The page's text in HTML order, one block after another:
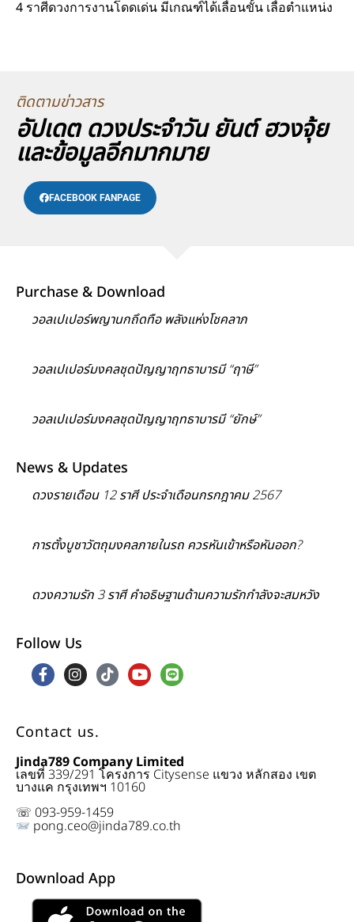
4 ราศีดวงการงานโดดเด่น มีเกณฑ์ได้เลื่อนขั้น เลื่อตำแหน่ง
ติดตามข่าวสาร
อัปเดต ดวงประจำวัน ยันต์ ฮวงจุ้ย
และข้อมูลอีกมากมาย
FACEBOOK FANPAGE
Purchase & Download
วอลเปเปอร์พญานกถึดทือ พลังแห่งโชคลาภ
วอลเปเปอร์มงคลชุดปัญญาฤทธาบารมี “ฤาษี”
วอลเปเปอร์มงคลชุดปัญญาฤทธาบารมี “ยักษ์”
News & Updates
ดวงรายเดือน 12 ราศี ประจำเดือนกรกฎาคม 2567
การตั้งบูชาวัตถุมงคลภายในรถ ควรหันเข้าหรือหันออก?
ดวงความรัก 3 ราศี คำอธิษฐานด้านความรักกำลังจะสมหวัง
Follow Us
Contact us.
Jinda789 Company Limited
เลขที่ 339/291 โครงการ Citysense แขวง หลักสอง เขต
บางแค กรุงเทพฯ 10160
☏ 093-959-1459
pong.ceo@jinda789.co.th
Download App